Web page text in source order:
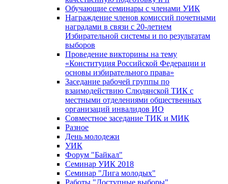
Обучающие семинары с членами УИК
Награждение членов комиссий почетными
наградами в связи с 20-летием
Избирательной системы и по результатам
выборов
Проведение викторины на тему
«Конституция Российской Федерации и
основы избирательного права»
Заседание рабочей группы по
взаимодействию Слюдянской ТИК с
местными отделениями общественных
организаций инвалидов ИО
Совместное заседание ТИК и МИК
Разное
День молодежи
УИК
Форум "Байкал"
Семинар УИК 2018
Семинар "Лига молодых"
Работы "Доступные выборы"